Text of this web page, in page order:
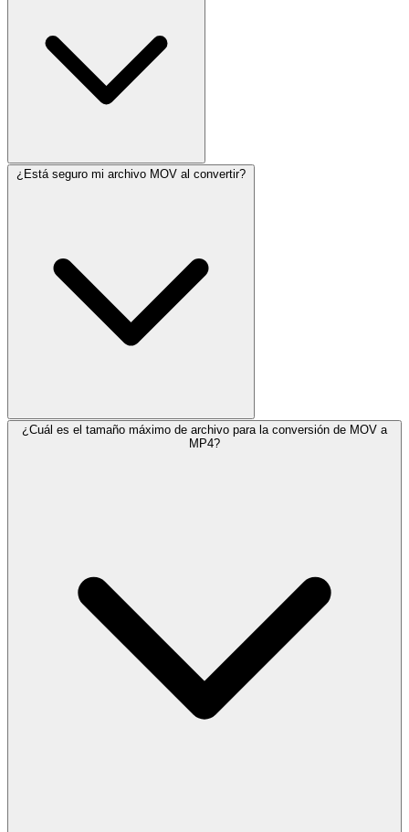
¿Está seguro mi archivo MOV al convertir?
¿Cuál es el tamaño máximo de archivo para la conversión de MOV a
MP4?